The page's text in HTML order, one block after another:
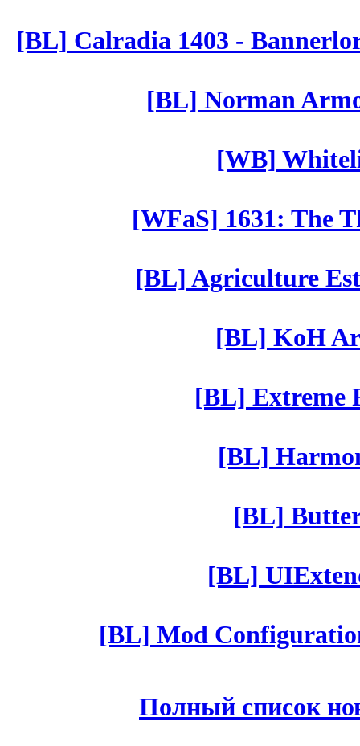
[BL] Calradia 1403 -
[BL] Norman
[WB]
[WFaS] 1631: The
[BL] Agriculture
[BL] KoH
[BL] Extreme
[BL]
[BL]
[BL]
[BL] Mod
Полный список